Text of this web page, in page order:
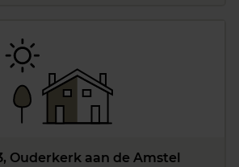
Ouderkerk aan de Amstel